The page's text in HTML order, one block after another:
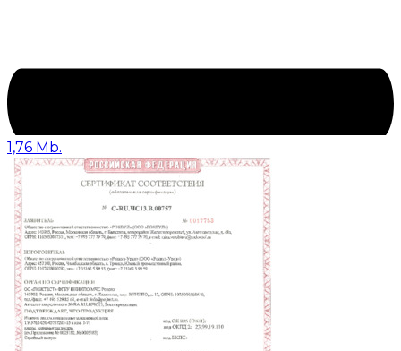
1,76 Mb.